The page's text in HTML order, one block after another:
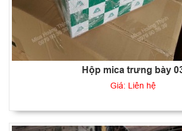
Hộp mica trưng bày
Giá: Liên hệ